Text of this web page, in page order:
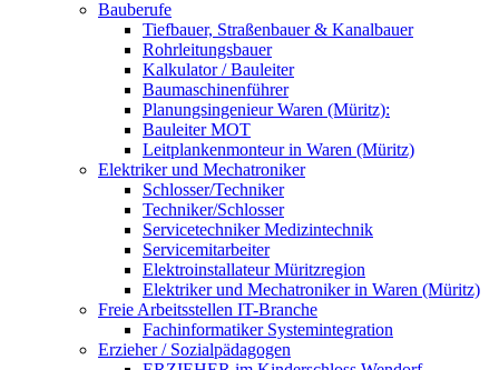
Bauberufe
Tiefbauer, Straßenbauer & Kanalbauer
Rohrleitungsbauer
Kalkulator / Bauleiter
Baumaschinenführer
Planungsingenieur Waren (Müritz):
Bauleiter MOT
Leitplankenmonteur in Waren (Müritz)
Elektriker und Mechatroniker
Schlosser/Techniker
Techniker/Schlosser
Servicetechniker Medizintechnik
Servicemitarbeiter
Elektroinstallateur Müritzregion
Elektriker und Mechatroniker in Waren (Müritz)
Freie Arbeitsstellen IT-Branche
Fachinformatiker Systemintegration
Erzieher / Sozialpädagogen